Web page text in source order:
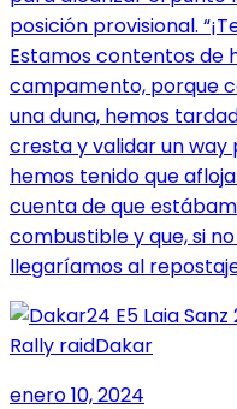
posición provisional.
Estamos contentos de
campamento, porque
una duna, hemos
cresta y validar un way
hemos tenido que
cuenta de que
combustible y que, si
llegaríamos al
Rally raidDakar
enero 10, 2024